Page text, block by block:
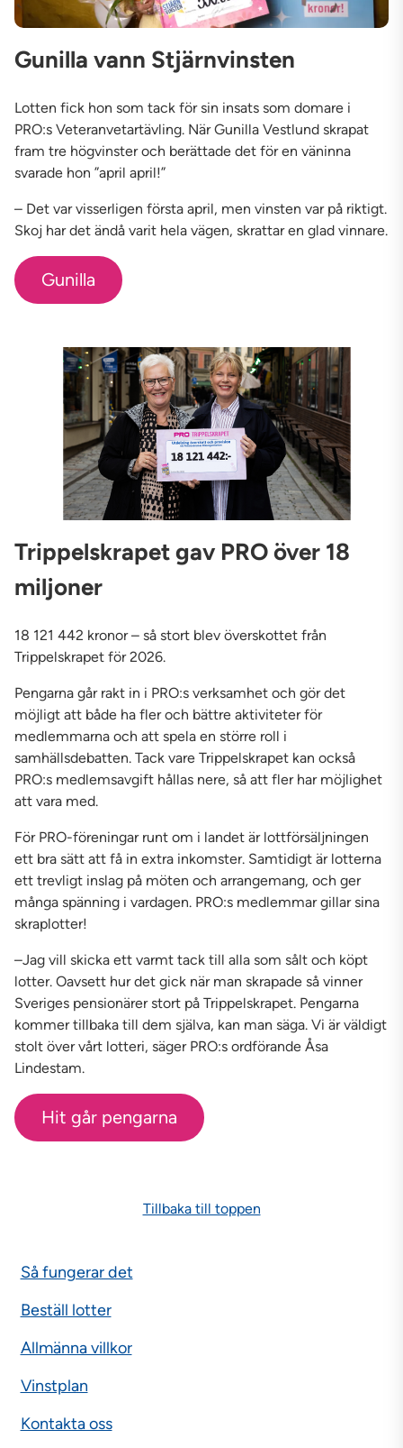
Gunilla vann Stjärnvinsten
Lotten fick hon som tack för sin insats som domare i
PRO:s Veteranvetartävling. När Gunilla Vestlund skrapat
fram tre högvinster och berättade det för en väninna
svarade hon ”april april!”
– Det var visserligen första april, men vinsten var på riktigt.
Skoj har det ändå varit hela vägen, skrattar en glad vinnare.
Gunilla
Trippelskrapet gav PRO över 18
miljoner
18 121 442 kronor – så stort blev överskottet från
Trippelskrapet för 2026.
Pengarna går rakt in i PRO:s verksamhet och gör det
möjligt att både ha fler och bättre aktiviteter för
medlemmarna och att spela en större roll i
samhällsdebatten. Tack vare Trippelskrapet kan också
PRO:s medlemsavgift hållas nere, så att fler har möjlighet
att vara med.
För PRO-föreningar runt om i landet är lottförsäljningen
ett bra sätt att få in extra inkomster. Samtidigt är lotterna
ett trevligt inslag på möten och arrangemang, och ger
många spänning i vardagen. PRO:s medlemmar gillar sina
skraplotter!
–Jag vill skicka ett varmt tack till alla som sålt och köpt
lotter. Oavsett hur det gick när man skrapade så vinner
Sveriges pensionärer stort på Trippelskrapet. Pengarna
kommer tillbaka till dem själva, kan man säga. Vi är väldigt
stolt över vårt lotteri, säger PRO:s ordförande Åsa
Lindestam.
Hit går pengarna
Tillbaka till toppen
Så fungerar det
Beställ lotter
Allmänna villkor
Vinstplan
Kontakta oss